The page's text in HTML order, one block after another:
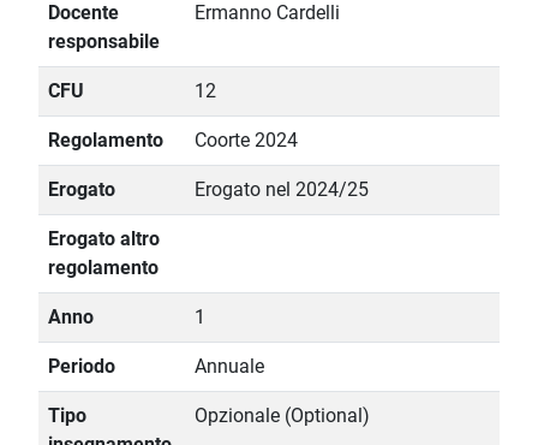
Docente
responsabile
Ermanno Cardelli
CFU 12
Regolamento Coorte 2024
Erogato Erogato nel 2024/25
Erogato altro
regolamento
Anno 1
Periodo Annuale
Tipo
Opzionale (Optional)